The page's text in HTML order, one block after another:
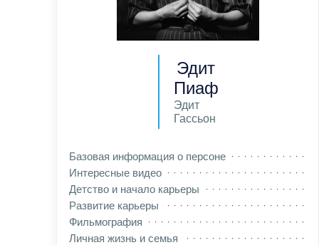
Эдит
Пиаф
Эдит
Гассьон
Базовая информация о персоне
Интересные видео
Детство и начало карьеры
Развитие карьеры
Фильмография
Личная жизнь и семья